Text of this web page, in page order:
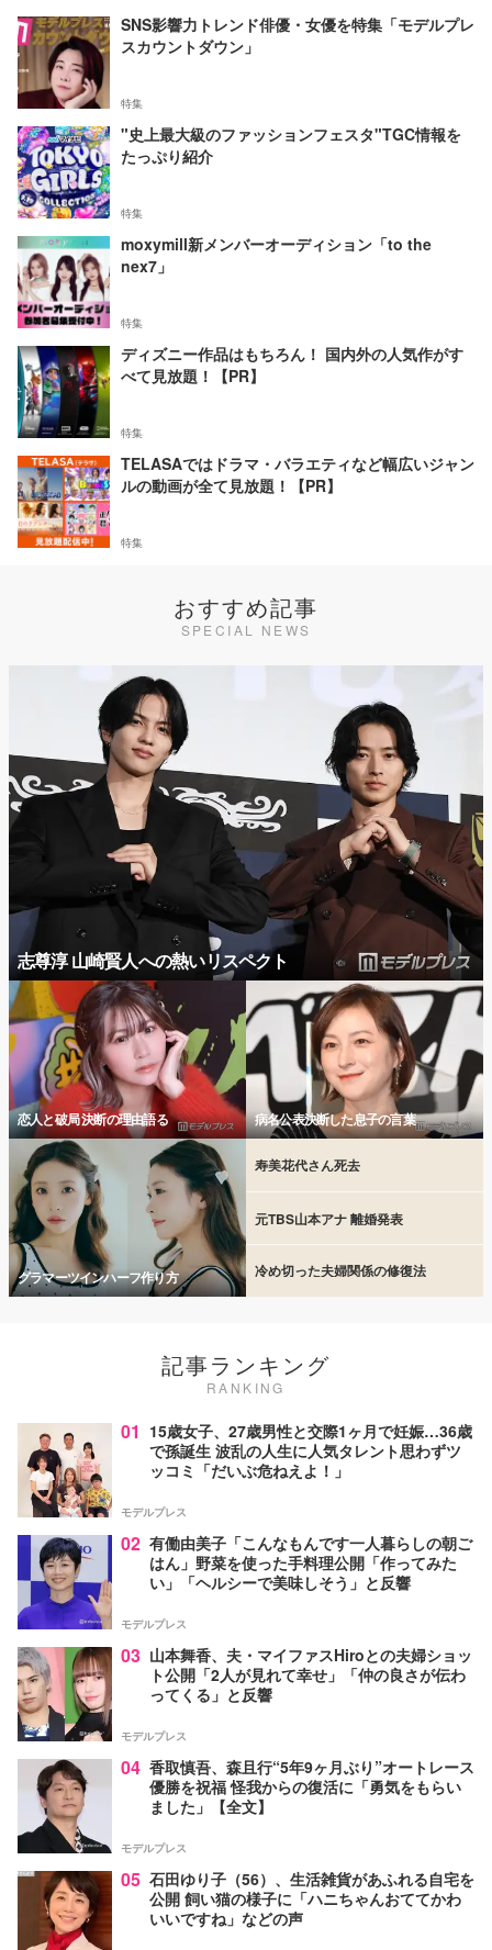
SNS影響力トレンド俳優・女優を特集「モデルプレ
スカウントダウン」
特集
"史上最大級のファッションフェスタ"TGC情報を
たっぷり紹介
特集
moxymill新メンバーオーディション「to the
nex7」
特集
ディズニー作品はもちろん！ 国内外の人気作がす
べて見放題！【PR】
特集
TELASAではドラマ・バラエティなど幅広いジャン
ルの動画が全て見放題！【PR】
特集
おすすめ記事
SPECIAL NEWS
志尊淳 山崎賢人への熱いリスペクト
恋人と破局 決断の理由語る 病名公表決断した息子の言葉
グラマーツインハーフ作り方
寿美花代さん死去
元TBS山本アナ 離婚発表
冷め切った夫婦関係の修復法
記事ランキング
RANKING
01 15歳女子、27歳男性と交際1ヶ月で妊娠…36歳
で孫誕生 波乱の人生に人気タレント思わずツ
ッコミ「だいぶ危ねえよ！」
モデルプレス
02 有働由美子「こんなもんです一人暮らしの朝ご
はん」野菜を使った手料理公開「作ってみた
い」「ヘルシーで美味しそう」と反響
モデルプレス
03 山本舞香、夫・マイファスHiroとの夫婦ショッ
ト公開「2人が見れて幸せ」「仲の良さが伝わ
ってくる」と反響
モデルプレス
04 香取慎吾、森且行“5年9ヶ月ぶり”オートレース
優勝を祝福 怪我からの復活に「勇気をもらい
ました」【全文】
モデルプレス
05 石田ゆり子（56）、生活雑貨があふれる自宅を
公開 飼い猫の様子に「ハニちゃんおててかわ
いいですね」などの声